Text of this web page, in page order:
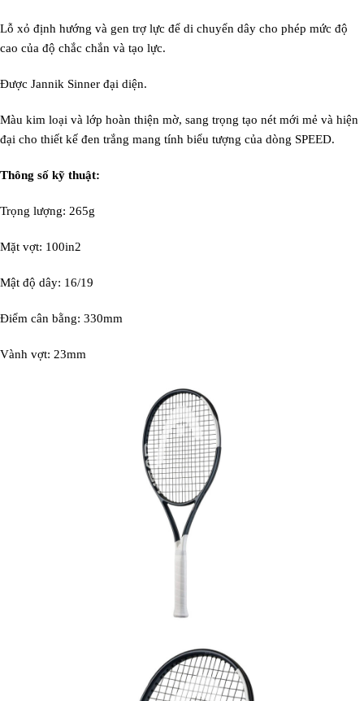
Lỗ xỏ định hướng và gen trợ lực để di chuyển dây cho phép mức độ
cao của độ chắc chắn và tạo lực.
Được Jannik Sinner đại diện.
Màu kim loại và lớp hoàn thiện mờ, sang trọng tạo nét mới mẻ và hiện
đại cho thiết kế đen trắng mang tính biểu tượng của dòng SPEED.
Thông số kỹ thuật:
Trọng lượng: 265g
Mặt vợt: 100in2
Mật độ dây: 16/19
Điểm cân bằng: 330mm
Vành vợt: 23mm